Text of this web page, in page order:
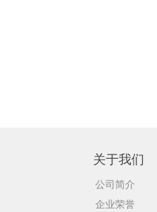
关于我们
公司简介
企业荣誉